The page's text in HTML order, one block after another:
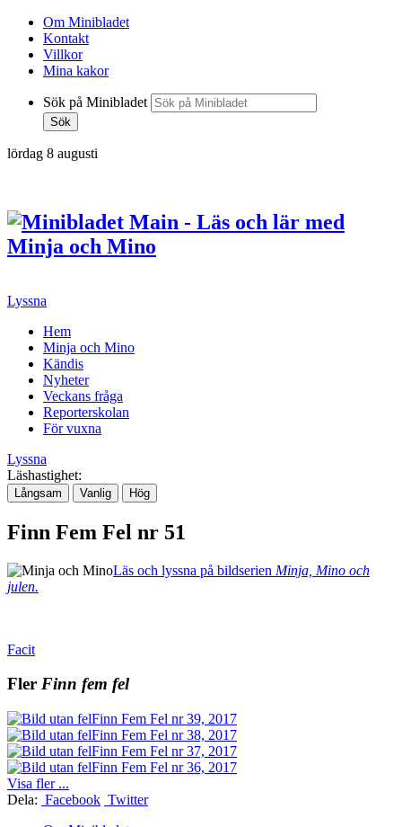
Om Minibladet
Kontakt
Villkor
Mina kakor
Sök på Minibladet
Sök
lördag 8 augusti
Hoppa
innehållet
Lyssna
Hem
Minja och Mino
Kändis
Nyheter
Veckans fråga
Reporterskolan
För vuxna
Lyssna
Läshastighet:
Långsam Vanlig Hög
Finn Fem Fel nr 51
Läs och lyssna på bildserien Minja, Mino och
julen.
Facit
Fler Finn fem fel
Finn Fem Fel nr 39, 2017
Finn Fem Fel nr 38, 2017
Finn Fem Fel nr 37, 2017
Finn Fem Fel nr 36, 2017
Visa fler ...
Dela: Facebook Twitter